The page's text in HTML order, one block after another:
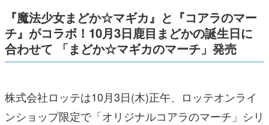
『魔法少女まどか☆マギカ』と『コアラのマー
チ』がコラボ！10月3日鹿目まどかの誕生日に
合わせて 「まどか☆マギカのマーチ」発売
株式会社ロッテは10月3日(木)正午、ロッテオンライ
ンショップ限定で「オリジナルコアラのマーチ」シリ